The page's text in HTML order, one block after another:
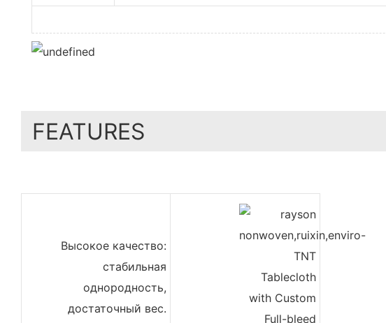
FEATURES
Высокое качество:
стабильная
однородность,
достаточный вес.